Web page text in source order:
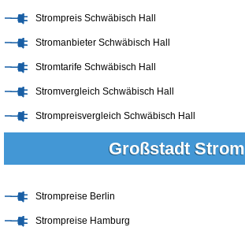
Strompreis Schwäbisch Hall
Stromanbieter Schwäbisch Hall
Stromtarife Schwäbisch Hall
Stromvergleich Schwäbisch Hall
Strompreisvergleich Schwäbisch Hall
Großstadt Strom
Strompreise Berlin
Strompreise Hamburg